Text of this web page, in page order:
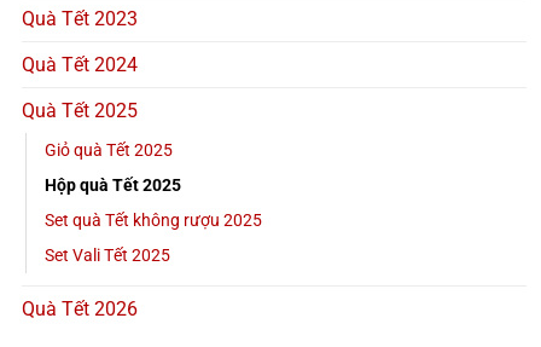
Quà Tết 2023
Quà Tết 2024
Quà Tết 2025
Giỏ quà Tết 2025
Hộp quà Tết 2025
Set quà Tết không rượu 2025
Set Vali Tết 2025
Quà Tết 2026